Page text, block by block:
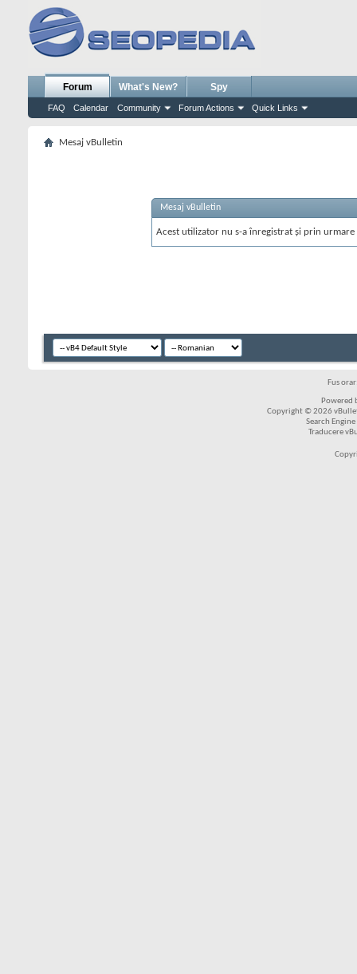
Forum
FAQ Calendar Community Forum Actions Quick Links
What's New? Spy
Mesaj vBulletin
Mesaj vBulletin
Acest utilizator nu s-a înregistrat și prin
Fus
Powered
Copyright © 2026
Search
Traducere